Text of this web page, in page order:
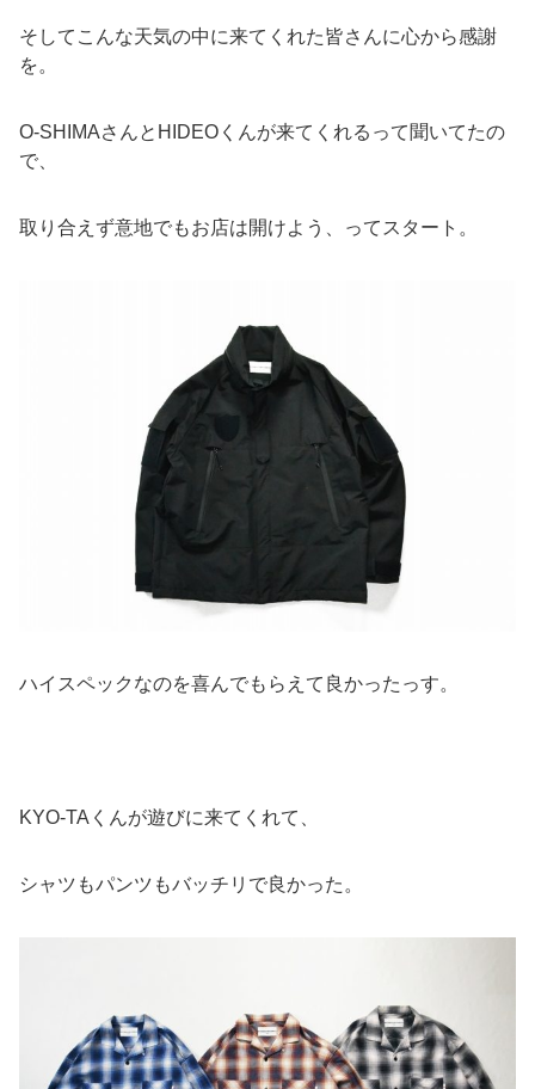
そしてこんな天気の中に来てくれた皆さんに心から感謝
を。
O-SHIMAさんとHIDEOくんが来てくれるって聞いてたの
で、
取り合えず意地でもお店は開けよう、ってスタート。
ハイスペックなのを喜んでもらえて良かったっす。
KYO-TAくんが遊びに来てくれて、
シャツもパンツもバッチリで良かった。